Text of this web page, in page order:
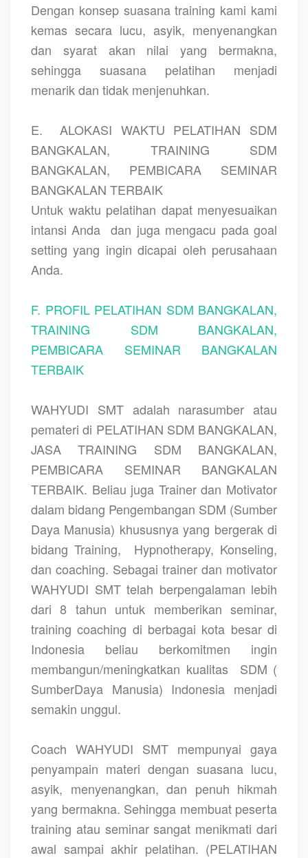
Dengan konsep suasana training kami kami
kemas secara lucu, asyik, menyenangkan
dan syarat akan nilai yang bermakna,
sehingga suasana pelatihan menjadi
menarik dan tidak menjenuhkan.
E.
ALOKASI WAKTU PELATIHAN SDM
BANGKALAN, TRAINING SDM
BANGKALAN, PEMBICARA SEMINAR
BANGKALAN TERBAIK
Untuk waktu pelatihan dapat menyesuaikan
intansi Anda dan juga mengacu pada goal
setting yang ingin dicapai oleh perusahaan
Anda.
F. PROFIL PELATIHAN SDM BANGKALAN,
TRAINING SDM BANGKALAN,
PEMBICARA SEMINAR BANGKALAN
TERBAIK
WAHYUDI SMT adalah narasumber atau
pemateri di PELATIHAN SDM BANGKALAN,
JASA TRAINING SDM BANGKALAN,
PEMBICARA SEMINAR BANGKALAN
TERBAIK. Beliau juga Trainer dan Motivator
dalam bidang Pengembangan SDM (Sumber
Daya Manusia) khususnya yang bergerak di
bidang Training,
Hypnotherapy, Konseling,
dan coaching. Sebagai trainer dan motivator
WAHYUDI SMT telah berpengalaman lebih
dari 8 tahun untuk memberikan seminar,
training coaching di berbagai kota besar di
Indonesia beliau berkomitmen ingin
membangun/meningkatkan kualitas
SDM (
SumberDaya Manusia) Indonesia menjadi
semakin unggul.
Coach WAHYUDI SMT mempunyai gaya
penyampain materi dengan suasana lucu,
asyik, menyenangkan, dan penuh hikmah
yang bermakna. Sehingga membuat peserta
training atau seminar sangat menikmati dari
awal sampai akhir pelatihan. (PELATIHAN